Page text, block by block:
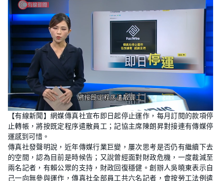
U
n
m
u
t
e
L
o
a
d
e
4
0
.
2
8
%
【有線新聞】網媒傳真社宣布即日起停止運作，每月訂閱的款項停
止轉帳，將按既定程序遣散員工；記協主席陳朗昇對接連有傳媒停
運感到可惜。
傳真社發聲明說，近年傳媒行業巨變，屢次思考是否仍有繼續下去
的空間，認為目前是時候告；又說曾經面對財政危機，一度裁減至
兩名記者，有賴公眾的支持，財政回復穩健。創辦人吳曉東表示自
己一向無參與運作，傳真社全部員工共六名記者，會按勞工法例遣